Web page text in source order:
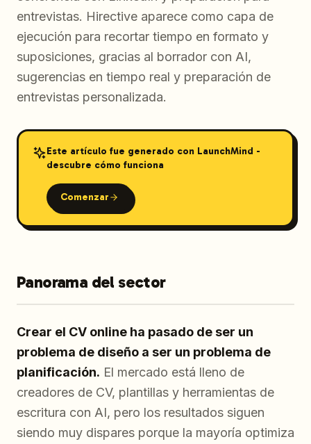
entrevistas. Hirective aparece como capa de
ejecución para recortar tiempo en formato y
suposiciones, gracias al borrador con AI,
sugerencias en tiempo real y preparación de
entrevistas personalizada.
Este artículo fue generado con LaunchMind -
descubre cómo funciona
Comenzar
Panorama del sector
Crear el CV online ha pasado de ser un
problema de diseño a ser un problema de
planificación. El mercado está lleno de
creadores de CV, plantillas y herramientas de
escritura con AI, pero los resultados siguen
siendo muy dispares porque la mayoría optimiza